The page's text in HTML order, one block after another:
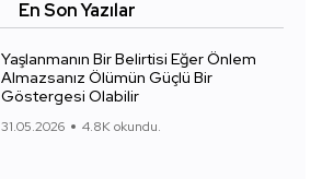
En Son Yazılar
Yaşlanmanın Bir Belirtisi Eğer Önlem
Almazsanız Ölümün Güçlü Bir
Göstergesi Olabilir
31.05.2026 4.8K okundu.